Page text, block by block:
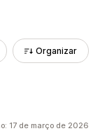
Organizar
17 de março de 2026